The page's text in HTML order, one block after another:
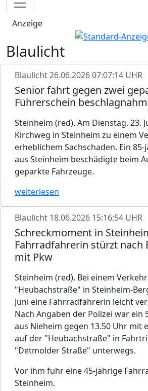
Anzeige
Blaulicht
Blaulicht26.06.2026 07:07:14 UHR
Senior fährt gegen zwei
Führerschein
Steinheim (red). Am Dienstag, 23.
Kirchweg in Steinheim zu einem
erheblichem Sachschaden. Ein
aus Steinheim beschädigte beim
geparkte Fahrzeuge.
weiterlesen
Blaulicht 18.06.2026 15:16:54 UHR
Schreckmoment in
Fahrradfahrerin stürzt nach
mit Pkw
Steinheim (red). Bei einem
"Heubachstraße" in Steinheim-
Juni eine Fahrradfahrerin leicht
Nach Angaben der Polizei war ein
aus Nieheim gegen 13.50 Uhr mit
auf der "Heubachstraße" in
"Detmolder Straße" unterwegs.
Vor ihm fuhr eine 45-jährige
Steinheim.